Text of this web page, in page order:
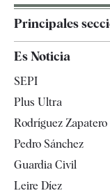
Principales
Televisión
Es Noticia
SEPI
Plus Ultra
Rodríguez Zapatero
Pedro Sánchez
Guardia Civil
Leire Díez